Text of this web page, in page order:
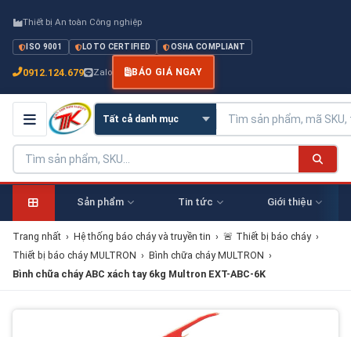
Thiết bị An toàn Công nghiệp
ISO 9001 LOTO CERTIFIED OSHA COMPLIANT
0912.124.679 Zalo BÁO GIÁ NGAY
Sản phẩm Tin tức Giới thiệu
Trang nhất › Hệ thống báo cháy và truyền tin › 🚨 Thiết bị báo cháy ›
Thiết bị báo cháy MULTRON › Bình chữa cháy MULTRON ›
Bình chữa cháy ABC xách tay 6kg Multron EXT-ABC-6K